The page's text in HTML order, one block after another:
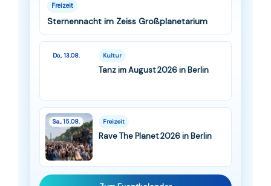
Freizeit
Sternennacht im Zeiss Großplanetarium
Do., 13.08. Kultur
Tanz im August 2026 in Berlin
Sa., 15.08. Freizeit
Rave The Planet 2026 in Berlin